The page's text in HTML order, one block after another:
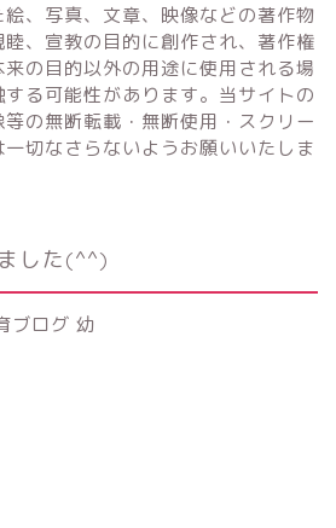
、写真、文章、映像などの著作物
、宣教の目的に創作され、著作権
の目的以外の用途に使用される場
る可能性があります。当サイトの
の無断転載・無断使用・スクリー
切なさらないようお願いいたしま
ました(^^)